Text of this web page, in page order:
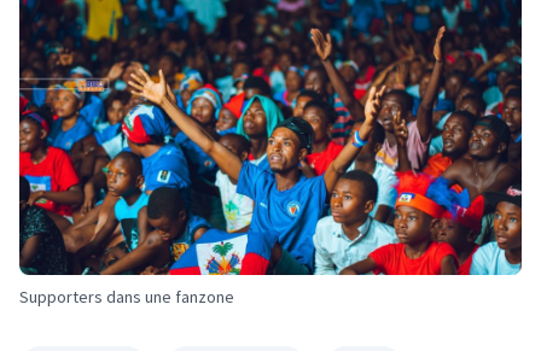
Supporters dans une fanzone